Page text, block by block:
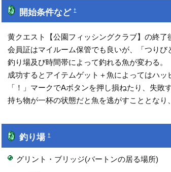
開始条件など†
黄クエスト【公園フィッシングクラブ】の終
会員証はマイルーム保管でも良いが、「つり
釣り場及び時間帯によって釣れる魚が変わる。
成功するとアイテムゲット＋魚によってはハッ
「！」マークでAボタンを押し損ねたり、失敗
持ち物が一杯の状態だと魚を逃がすこととなり
釣り場†
グリント・ブリッジ(バートンの居る場所)